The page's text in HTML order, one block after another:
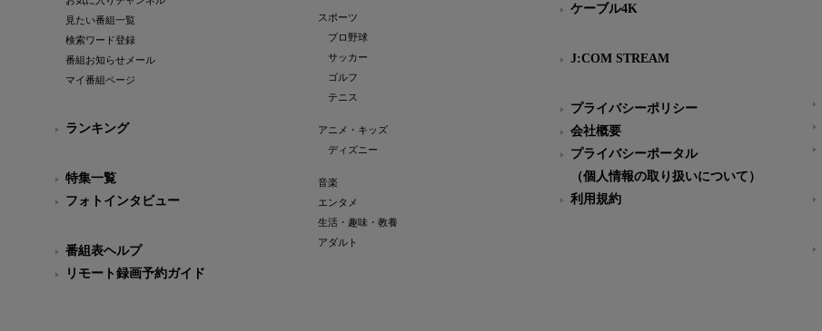
見たい番組一覧
検索ワード登録
番組お知らせメール
マイ番組ページ
ランキング
特集一覧
フォトインタビュー
番組表ヘルプ
リモート録画予約ガイド
スポーツ
プロ野球
サッカー
ゴルフ
テニス
アニメ・キッズ
ディズニー
音楽
エンタメ
生活・趣味・教養
アダルト
ケーブル4K
J:COM STREAM
プライバシーポリシー
会社概要
プライバシーポータル
（個人情報の取り扱いについて）
利用規約